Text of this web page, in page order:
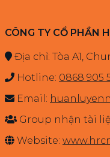
CÔNG TY CỔ PHẦN
Địa chỉ: Tòa A1,
Hotline: 0868 905
Email:
Group nhận tài
Website: